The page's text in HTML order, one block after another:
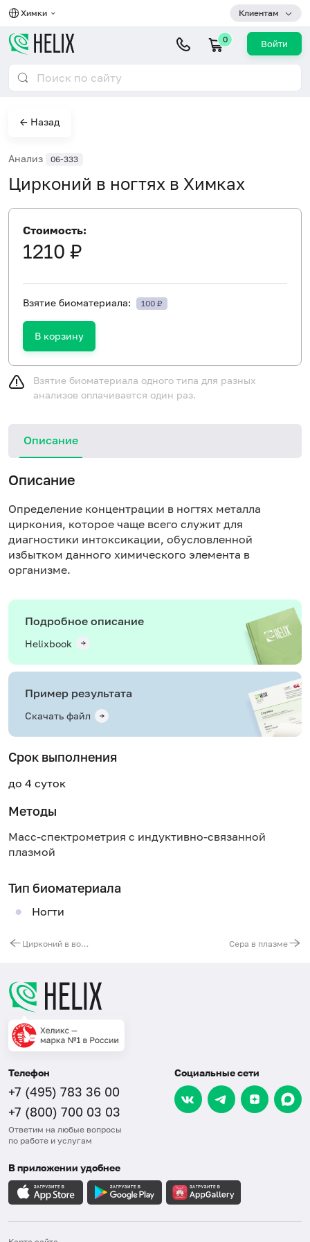
Химки Клиентам
0 Войти
← Назад
Анализ 06-333
Цирконий в ногтях в Химках
Стоимость:
1210 ₽
Взятие биоматериала: 100 ₽
В корзину
Взятие биоматериала одного типа для разных
анализов оплачивается один раз.
Описание
Описание
Определение концентрации в ногтях металла
циркония, которое чаще всего служит для
диагностики интоксикации, обусловленной
избытком данного химического элемента в
организме.
Подробное описание
Helixbook
Пример результата
Скачать файл
Срок выполнения
до 4 суток
Методы
Масс-спектрометрия с индуктивно-связанной
плазмой
Тип биоматериала
Ногти
Цирконий в волосах Сера в плазме
Телефон
+7 (495) 783 36 00
+7 (800) 700 03 03
Ответим на любые вопросы
по работе и услугам
Социальные сети
В приложении удобнее